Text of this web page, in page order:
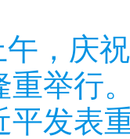
午，庆
重举行
平发表